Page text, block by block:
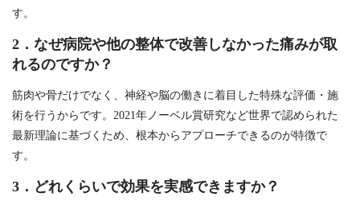
す。
2．なぜ病院や他の整体で改善しなかった痛みが取
れるのですか？
筋肉や骨だけでなく、神経や脳の働きに着目した特殊な評価・施
術を行うからです。2021年ノーベル賞研究など世界で認められた
最新理論に基づくため、根本からアプローチできるのが特徴で
す。
3．どれくらいで効果を実感できますか？